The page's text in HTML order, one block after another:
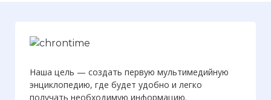
Наша цель — создать первую мультимедийную
энциклопедию, где будет удобно и легко
получать необходимую информацию.